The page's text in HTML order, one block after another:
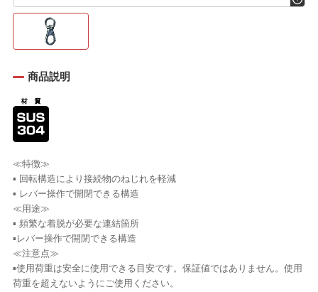
商品説明
≪特徴≫
▪ 回転構造により接続物のねじれを軽減
▪ レバー操作で開閉できる構造
≪用途≫
▪ 頻繁な着脱が必要な連結箇所
▪レバー操作で開閉できる構造
≪注意点≫
▪使用荷重は安全に使用できる目安です。保証値ではありません。使用
荷重を超えないようにご使用ください。